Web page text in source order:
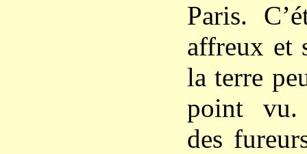
Paris.
affreux et
la terre
point
des